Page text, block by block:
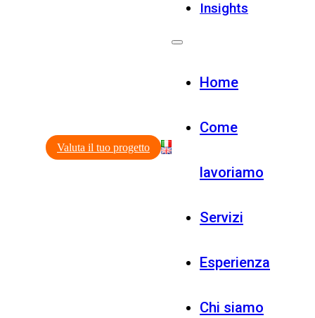
Valuta il tuo progetto
Insights
Home
Come
lavoriamo
Servizi
Esperienza
Chi siamo